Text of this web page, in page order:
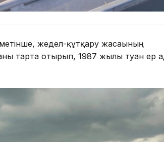
жедел-құтқару жасағының
тарта отырып, 1987 жылы туған ер